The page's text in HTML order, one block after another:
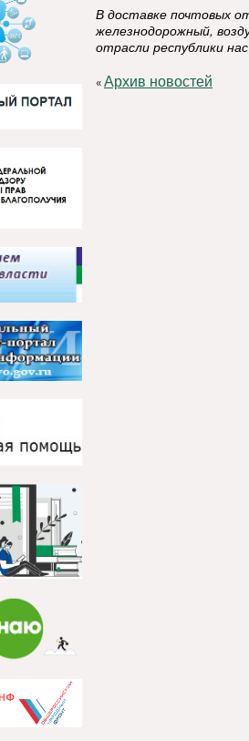
В доставке почтовых
железнодорожный,
отрасли республики
«Архив новостей